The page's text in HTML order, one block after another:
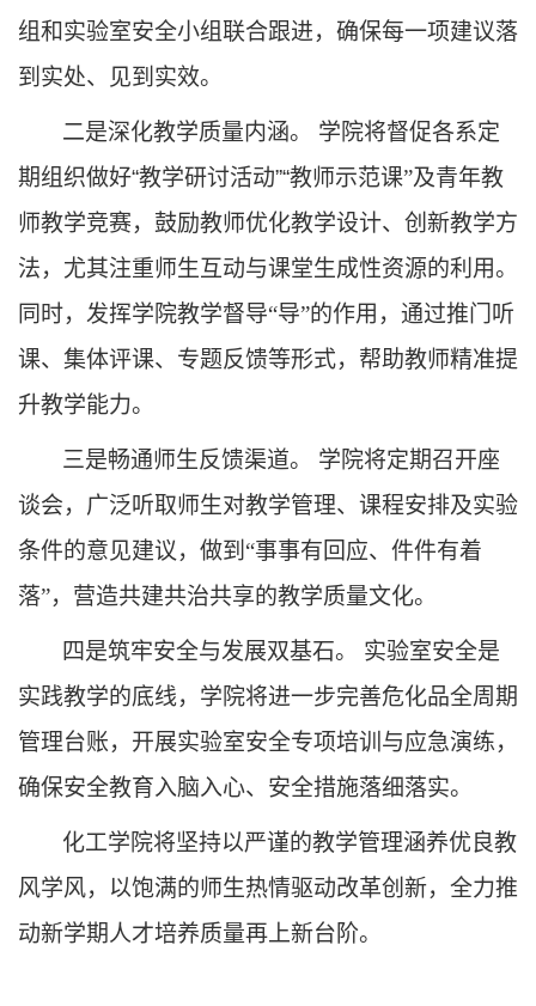
组和实验室安全小组联合跟进，确保每一项建议落
到实处、见到实效。
二是深化教学质量内涵。 学院将督促各系定
期组织做好“教学研讨活动”“教师示范课”及青年教
师教学竞赛，鼓励教师优化教学设计、创新教学方
法，尤其注重师生互动与课堂生成性资源的利用。
同时，发挥学院教学督导“导”的作用，通过推门听
课、集体评课、专题反馈等形式，帮助教师精准提
升教学能力。
三是畅通师生反馈渠道。
学院将定期召开座
谈会，广泛听取师生对教学管理、课程安排及实验
条件的意见建议，做到“事事有回应、件件有着
落”，营造共建共治共享的教学质量文化。
四是筑牢安全与发展双基石。
实验室安全是
实践教学的底线，学院将进一步完善危化品全周期
管理台账，开展实验室安全专项培训与应急演练，
确保安全教育入脑入心、安全措施落细落实。
化工学院将坚持以严谨的教学管理涵养优良教
风学风，以饱满的师生热情驱动改革创新，全力推
动新学期人才培养质量再上新台阶。